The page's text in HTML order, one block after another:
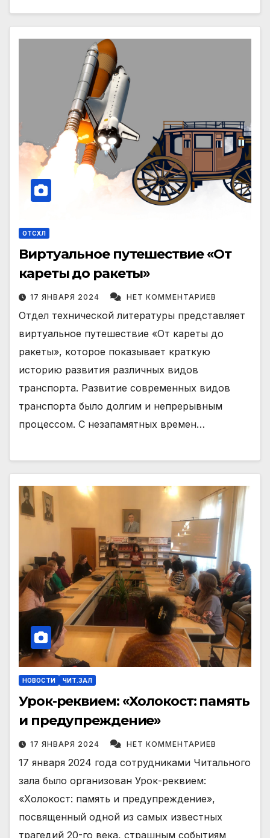
ОТСХЛ
Виртуальное путешествие «От
кареты до ракеты»
17 ЯНВАРЯ 2024 НЕТ КОММЕНТАРИЕВ
Отдел технической литературы представляет
виртуальное путешествие «От кареты до
ракеты», которое показывает краткую
историю развития различных видов
транспорта. Развитие современных видов
транспорта было долгим и непрерывным
процессом. С незапамятных времен…
НОВОСТИ ЧИТ.ЗАЛ
Урок-реквием: «Холокост: память
и предупреждение»
17 ЯНВАРЯ 2024 НЕТ КОММЕНТАРИЕВ
17 января 2024 года сотрудниками Читального
зала было организован Урок-реквием:
«Холокост: память и предупреждение»,
посвященный одной из самых известных
трагедий 20-го века, страшным событиям